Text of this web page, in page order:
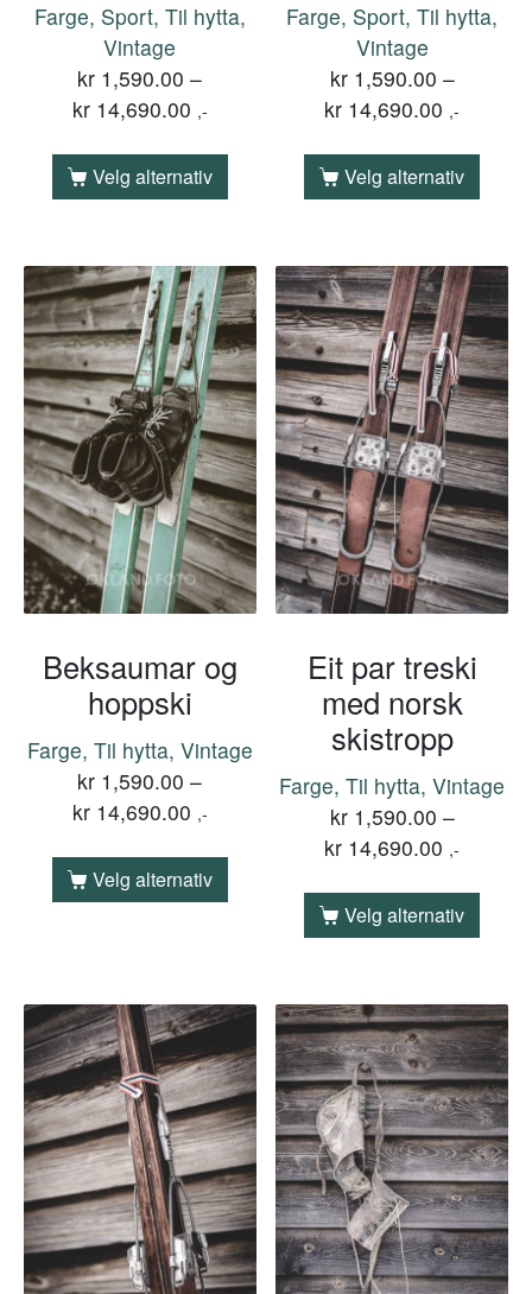
Farge, Sport, Til hytta,
Vintage
kr 1,590.00 –
kr14,690.00 ,-
Velg alternativ
Farge, Sport, Til hytta,
Vintage
kr1,590.00 –
kr 14,690.00 ,-
Velg alternativ
Beksaumar og
hoppski
Farge, Til hytta, Vintage
kr 1,590.00 –
kr14,690.00 ,-
Velg alternativ
Eit par treski
med norsk
skistropp
Farge, Til hytta, Vintage
kr1,590.00 –
kr 14,690.00 ,-
Velg alternativ